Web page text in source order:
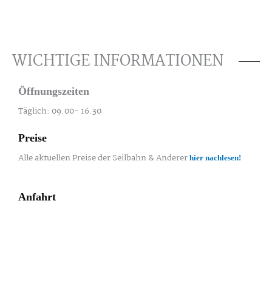
WICHTIGE INFORMATIONEN
Öffnungszeiten
Täglich: 09.00- 16.30
Preise
Alle aktuellen Preise der Seilbahn & Anderer hier nachlesen!
Anfahrt